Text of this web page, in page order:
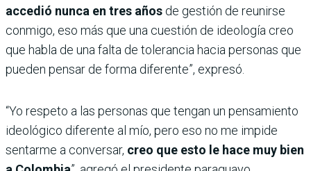
accedió nunca en tres años de gestión de reunirse
conmigo, eso más que una cuestión de ideología creo
que habla de una falta de tolerancia hacia personas que
pueden pensar de forma diferente”, expresó.
“Yo respeto a las personas que tengan un pensamiento
ideológico diferente al mío, pero eso no me impide
sentarme a conversar, creo que esto le hace muy bien